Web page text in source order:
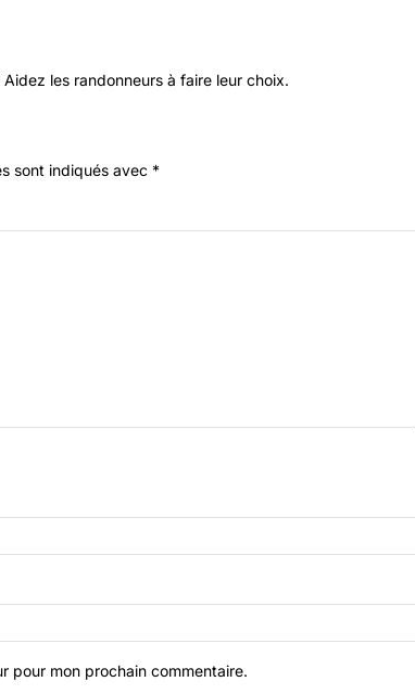
les randonneurs à faire leur choix.
sont indiqués avec *
pour mon prochain commentaire.